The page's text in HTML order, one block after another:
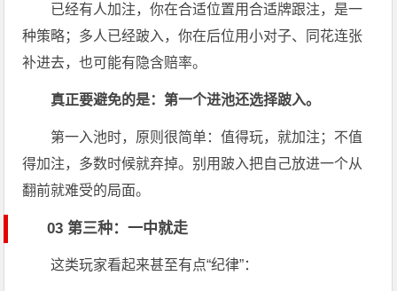
已经有人加注，你在合适位置用合适牌跟注，是一
种策略；多人已经跛入，你在后位用小对子、同花连张
补进去，也可能有隐含赔率。
真正要避免的是：第一个进池还选择跛入。
第一入池时，原则很简单：值得玩，就加注；不值
得加注，多数时候就弃掉。别用跛入把自己放进一个从
翻前就难受的局面。
03 第三种：一中就走
这类玩家看起来甚至有点“纪律”：